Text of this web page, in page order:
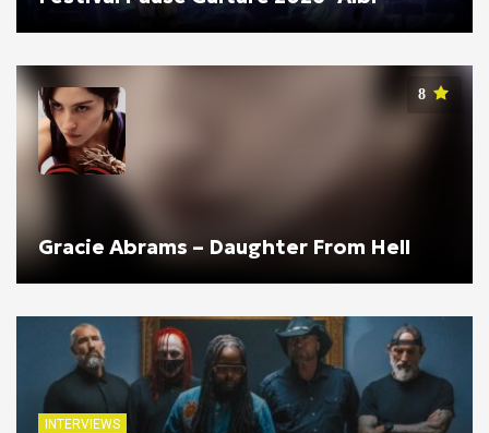
8
Gracie Abrams – Daughter From Hell
INTERVIEWS